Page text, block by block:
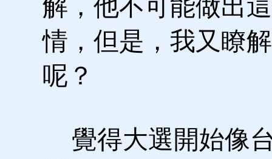
解，他不可能做出
情，但是，我又瞭
呢？
覺得大選開始像